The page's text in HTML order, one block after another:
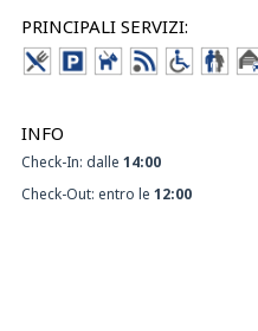
PRINCIPALI SERVIZI:
INFO
Check-In: dalle 14:00
Check-Out: entro le 12:00